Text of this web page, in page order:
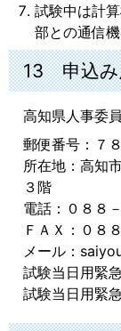
試験中は計
部との通信
13 申込み
高知県人事委
郵便番号：７
所在地：高知
３階
電話：０８８
ＦＡＸ：０８
メール：
試験当日用緊
試験当日用緊